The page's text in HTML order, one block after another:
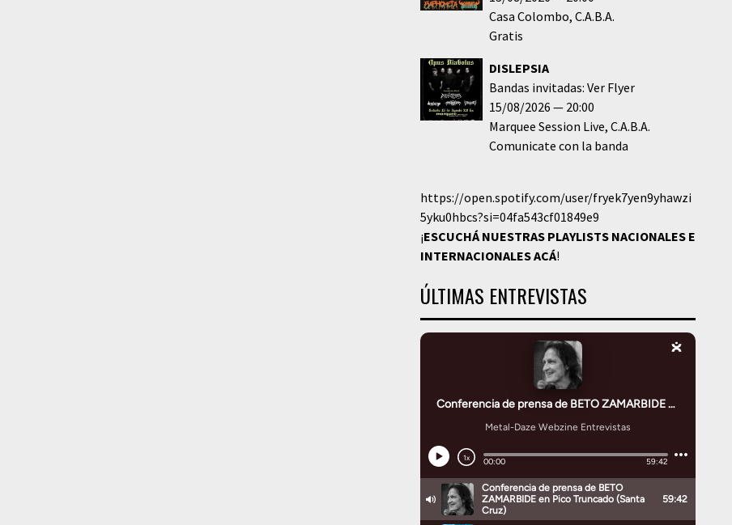
Casa Colombo C.A.B.A.
Gratis
DISLEPSIA
Bandas invitadas: Ver Flyer
15/08/2026
20:00
Marquee Session Live C.A.B.A.
Comunicate con la banda
https://open.spotify.com/user/fryek7yen9yhawzi
5yku0hbcs?si=04fa543cf01849e9
¡ESCUCHÁ NUESTRAS PLAYLISTS NACIONALES E
INTERNACIONALESACÁ!
ÚLTIMAS ENTREVISTAS